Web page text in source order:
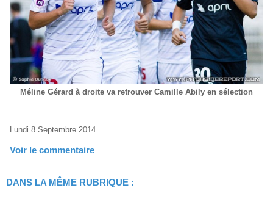
Méline Gérard à droite va retrouver Camille Abily en sélection
Lundi 8 Septembre 2014
Voir le commentaire
DANS LA MÊME RUBRIQUE :